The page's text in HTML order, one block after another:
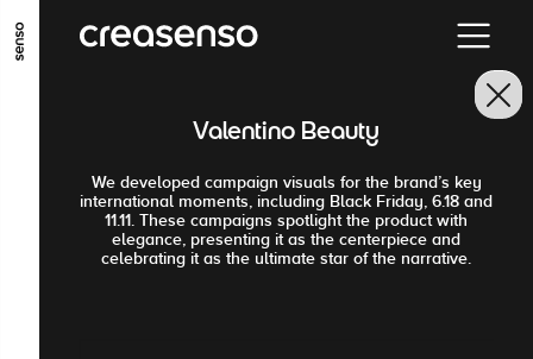
ALLER AU CONTENU PRINCIPAL
ALLER EN BAS DE PAGEValentino Beauty
We developed campaign visuals for the brand’s key
international moments, including Black Friday, 6.18 and
11.11. These campaigns spotlight the product with
elegance, presenting it as the centerpiece and
celebrating it as the ultimate star of the narrative.